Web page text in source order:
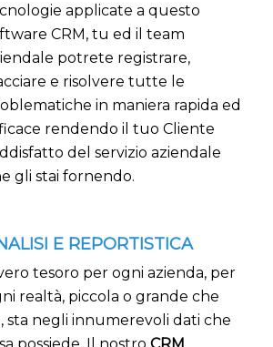
applicate a questo
CRM, tu ed il team
potrete registrare,
e risolvere tutte le
in maniera rapida ed
rendendo il tuo Cliente
del servizio aziendale
gli stai fornendo.
E REPORTISTICA
tesoro per ogni azienda, per
realtà, piccola o grande che
sta negli innumerevoli dati che